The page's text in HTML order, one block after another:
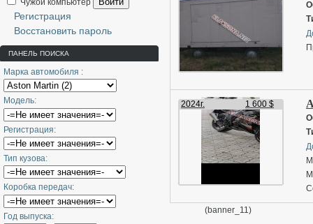
Чужой компьютер
Регистрация
Восстановить пароль
ПАНЕЛЬ ПОИСКА
Марка автомобиля :
Модель:
Регистрация:
Тип кузова:
Коробка передач:
Год выпуска:
2024г. 1 600 $
(banner_11)